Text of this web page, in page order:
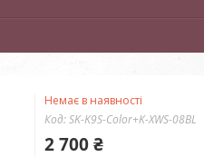
Немає в наявності
Код:SK-K9S-Color+K-XWS-08BL
2 700 ₴